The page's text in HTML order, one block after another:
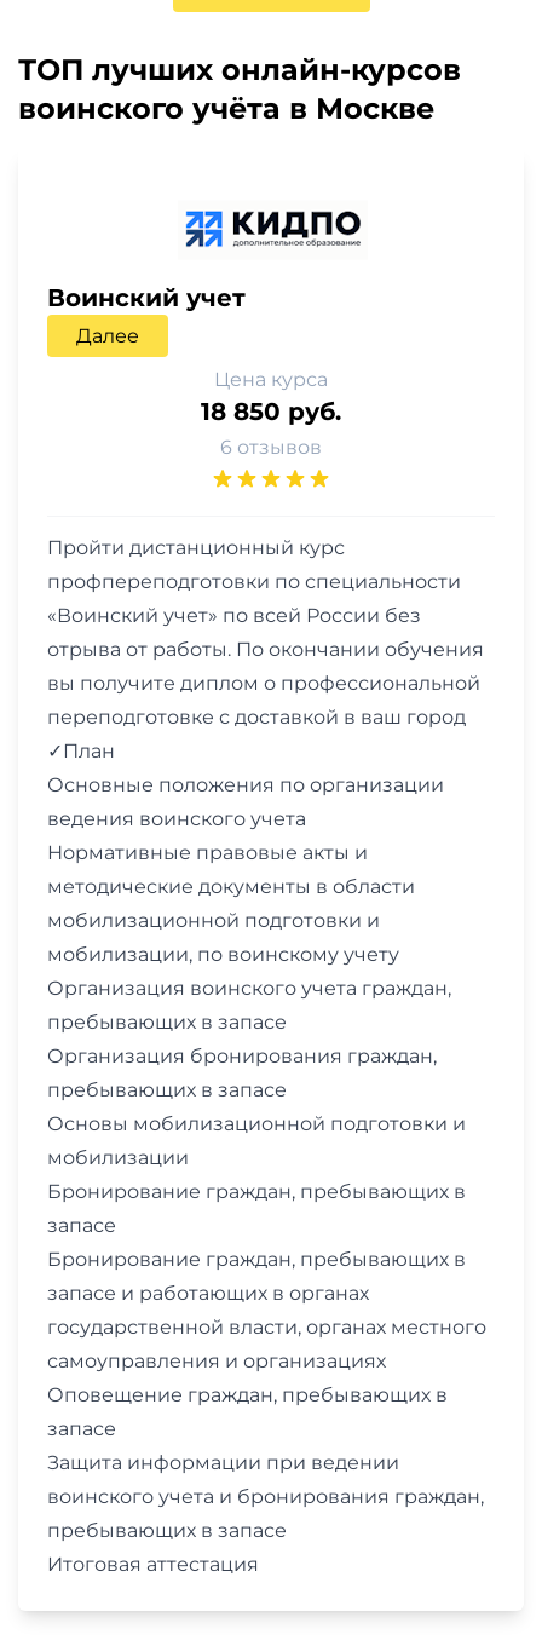
ТОП лучших онлайн-курсов
воинского учёта в Москве
Воинский учет
Далее
Цена курса
18 850 руб.
6 отзывов
Пройти дистанционный курс
профпереподготовки по специальности
«Воинский учет» по всей России без
отрыва от работы. По окончании обучения
вы получите диплом о профессиональной
переподготовке с доставкой в ваш город
✓План
Основные положения по организации
ведения воинского учета
Нормативные правовые акты и
методические документы в области
мобилизационной подготовки и
мобилизации, по воинскому учету
Организация воинского учета граждан,
пребывающих в запасе
Организация бронирования граждан,
пребывающих в запасе
Основы мобилизационной подготовки и
мобилизации
Бронирование граждан, пребывающих в
запасе
Бронирование граждан, пребывающих в
запасе и работающих в органах
государственной власти, органах местного
самоуправления и организациях
Оповещение граждан, пребывающих в
запасе
Защита информации при ведении
воинского учета и бронирования граждан,
пребывающих в запасе
Итоговая аттестация